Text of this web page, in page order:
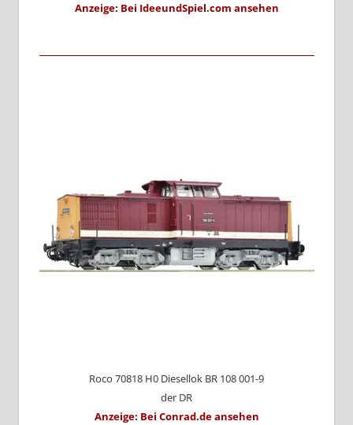
Anzeige: Bei IdeeundSpiel.com ansehen
Roco 70818 H0 Diesellok BR 108 001-9
der DR
Anzeige: Bei Conrad.de ansehen